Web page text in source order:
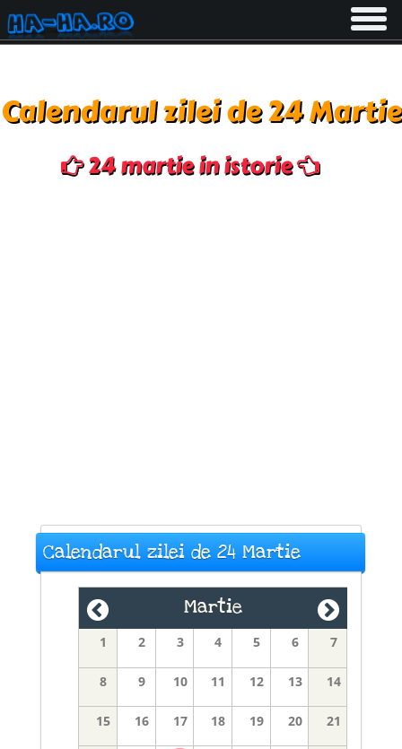
Toggle
Calendarul zilei de 24 Martie
24 martie in istorie
Calendarul zilei de 24 Martie
Martie
1 2 3 4 5 6 7
8 9 10 11 12 13 14
15 16 17 18 19 20 21